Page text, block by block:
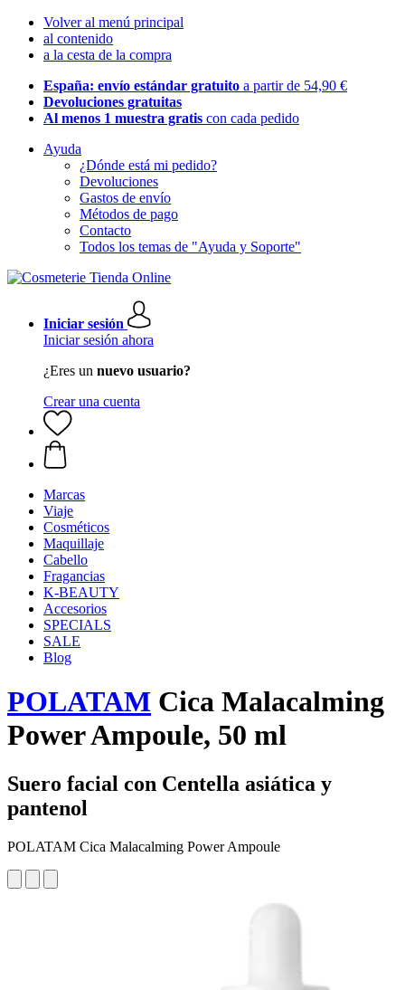
Volver al menú principal
al contenido
a la cesta de la compra
España: envío estándar gratuito a partir de 54,90 €
Devoluciones gratuitas
Al menos 1 muestra gratis con cada pedido
Ayuda
¿Dónde está mi pedido?
Devoluciones
Gastos de envío
Métodos de pago
Contacto
Todos los temas de "Ayuda y Soporte"
Iniciar sesión
Iniciar sesión ahora
¿Eres un nuevo usuario?
Crear una cuenta
Marcas
Viaje
Cosméticos
Maquillaje
Cabello
Fragancias
K-BEAUTY
Accesorios
SPECIALS
SALE
Blog
POLATAM Cica Malacalming
Power Ampoule, 50 ml
Suero facial con Centella asiática y
pantenol
POLATAM Cica Malacalming Power Ampoule